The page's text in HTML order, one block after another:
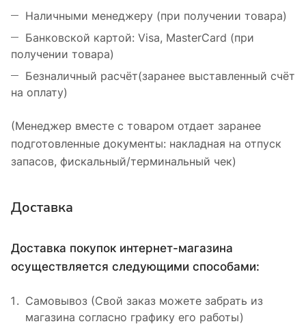
Наличными менеджеру (при получении товара)
Банковской картой: Visa, MasterCard (при
получении товара)
Безналичный расчёт(заранее выставленный счёт
на оплату)
(Менеджер вместе с товаром отдает заранее
подготовленные документы: накладная на отпуск
запасов, фискальный/терминальный чек)
Доставка
Доставка покупок интернет-магазина
осуществляется следующими способами:
Самовывоз (Свой заказ можете забрать из
магазина согласно графику его работы)